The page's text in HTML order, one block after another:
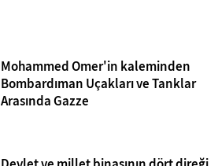
Mohammed Omer'in kaleminden
Bombardıman Uçakları ve Tanklar
Arasında Gazze